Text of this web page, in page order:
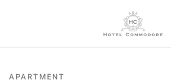
APARTMENT